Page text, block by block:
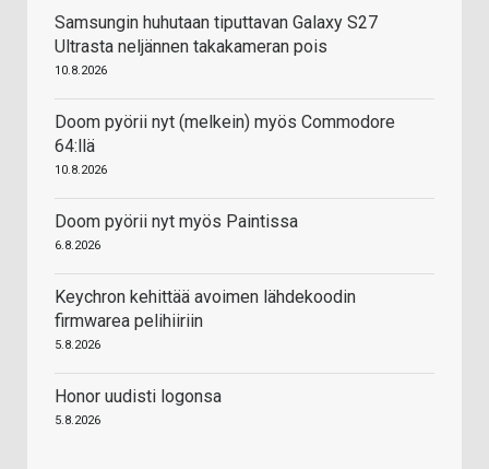
Samsungin huhutaan tiputtavan Galaxy S27
Ultrasta neljännen takakameran pois
10.8.2026
Doom pyörii nyt (melkein) myös Commodore
64:llä
10.8.2026
Doom pyörii nyt myös Paintissa
6.8.2026
Keychron kehittää avoimen lähdekoodin
firmwarea pelihiiriin
5.8.2026
Honor uudisti logonsa
5.8.2026